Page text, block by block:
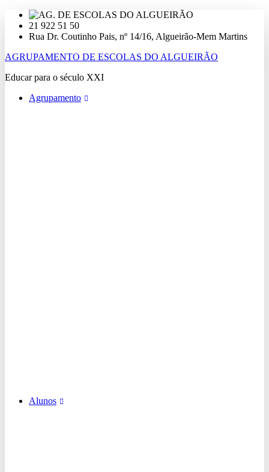
para
21 922 51 50
Rua Dr. Coutinho Pais, nº 14/16, Algueirão-Mem Martins
AGRUPAMENTO DE ESCOLAS DO ALGUEIRÃO
Educar para o século XXI
Agrupamento
Alunos